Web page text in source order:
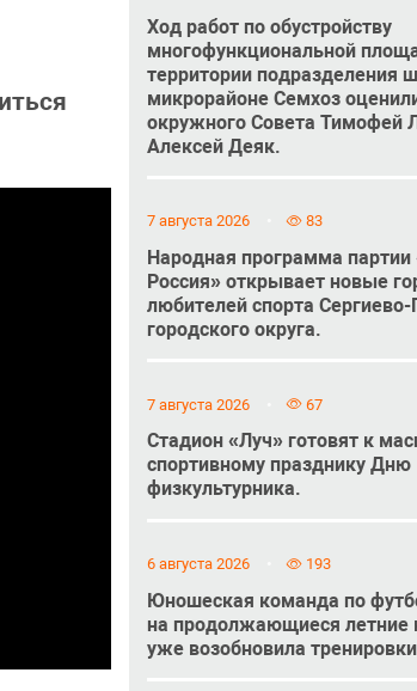
Ход работ по обустройству
многофункциональной
территории
микрорайоне Семхоз
окружного Совета Тимофей
Алексей Деяк.
7 августа 2026 83
Народная программа партии
Россия» открывает новые
любителей спорта Сергиево-
городского округа.
7 августа 2026 67
Стадион «Луч» готовят к
спортивному празднику Дню
физкультурника.
6 августа 2026 193
Юношеская команда по
на продолжающиеся летние
уже возобновила